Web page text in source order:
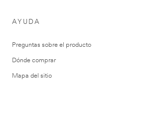
AYUDA
Preguntas sobre el producto
Dónde comprar
Mapa del sitio